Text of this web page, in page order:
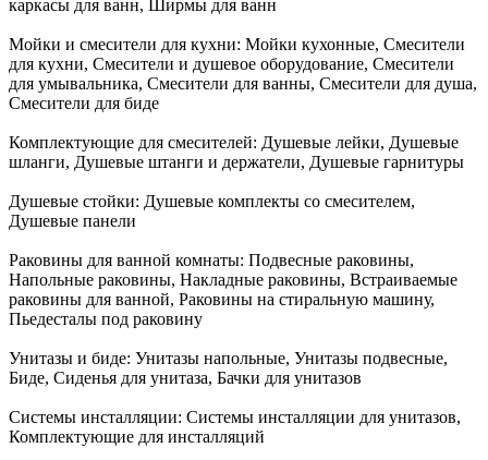
каркасы для ванн, Ширмы для ванн
Мойки и смесители для кухни: Мойки кухонные, Смесители
для кухни, Смесители и душевое оборудование, Смесители
для умывальника, Смесители для ванны, Смесители для душа,
Смесители для биде
Комплектующие для смесителей: Душевые лейки, Душевые
шланги, Душевые штанги и держатели, Душевые гарнитуры
Душевые стойки: Душевые комплекты со смесителем,
Душевые панели
Раковины для ванной комнаты: Подвесные раковины,
Напольные раковины, Накладные раковины, Встраиваемые
раковины для ванной, Раковины на стиральную машину,
Пьедесталы под раковину
Унитазы и биде: Унитазы напольные, Унитазы подвесные,
Биде, Сиденья для унитаза, Бачки для унитазов
Системы инсталляции: Системы инсталляции для унитазов,
Комплектующие для инсталляций